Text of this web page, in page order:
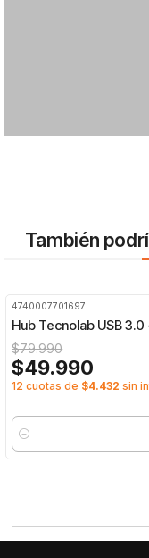
También
4740007701697
Hub Tecnolab USB
$79.990
$49.990
12 cuotas de $4.432 sin
Cantidad